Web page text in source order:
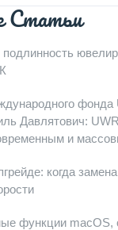
Статьи
подлинность
фонда
Давлятович:
и
когда
функции macOS,